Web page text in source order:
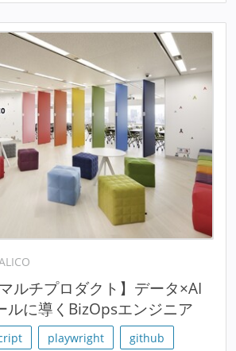
ルチプロダクト】データ×AI
ルに導くBizOpsエンジニア
playwright
github